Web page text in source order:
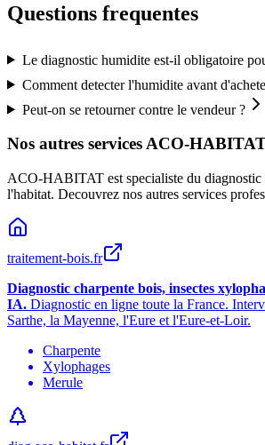
Questions frequentes
Le diagnostic humidite est-il obligatoire
Comment detecter l'humidite avant
Peut-on se retourner contre le vendeur ?
Nos autres services ACO-
ACO-HABITAT est specialiste du diagnostic
l'habitat. Decouvrez nos autres services
traitement-bois.fr
Diagnostic charpente bois, insectes
IA. Diagnostic en ligne toute la France.
Sarthe, la Mayenne, l'Eure et l'Eure-et-Loir.
Charpente
Xylophages
Merule